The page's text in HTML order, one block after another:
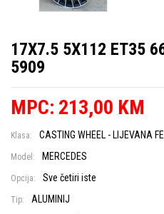
17X7.5 5X112 ET35
5909
MPC: 213,00 KM
Klasa: CASTING WHEEL - LIJEVANA
Model: MERCEDES
Opcija: Sve četiri iste
Tip: ALUMINIJ